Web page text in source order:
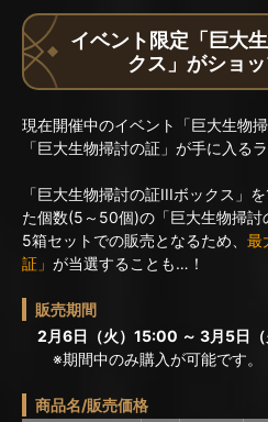
イベント限定「巨大
クス」がショッ
現在開催中のイベント「巨大生物
「巨大生物掃討の証」が手に入る
「巨大生物掃討の証IIIボックス」
た個数(5～50個)の「巨大生物掃討
5箱セットでの販売となるため、 最
証」 が当選することも…！
販売期間
2月6日（火）15:00 ～ 3月5日
※期間中のみ購入が可能です。
商品名/販売価格